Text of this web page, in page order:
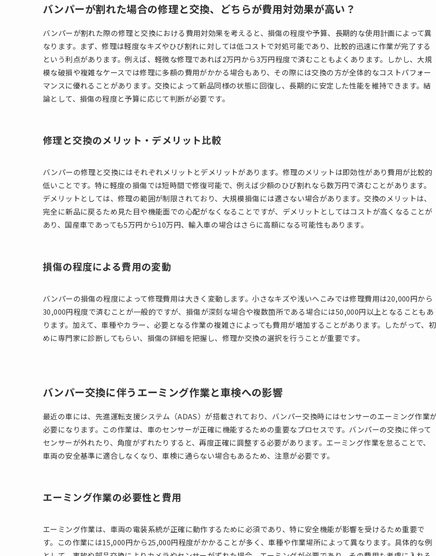
バンパーが割れた場合の修理と交換、どちらが費用対効果が高い？
バンパーが割れた際の修理と交換における費用対効果を考えると、損傷の程度や予算、長期的な使用計画によって異
なります。まず、修理は軽度なキズやひび割れに対しては低コストで対処可能であり、比較的迅速に作業が完了する
という利点があります。例えば、軽微な修理であれば2万円から3万円程度で済むこともよくあります。しかし、大規
模な破損や複雑なケースでは修理に多額の費用がかかる場合もあり、その際には交換の方が全体的なコストパフォー
マンスに優れることがあります。交換によって新品同様の状態に回復し、長期的に安定した性能を維持できます。結
論として、損傷の程度と予算に応じて判断が必要です。
修理と交換のメリット・デメリット比較
バンパーの修理と交換にはそれぞれメリットとデメリットがあります。修理のメリットは即効性があり費用が比較的
低いことです。特に軽度の損傷では短時間で修復可能で、例えば少額のひび割れなら数万円で済むことがあります。
デメリットとしては、修理の範囲が制限されており、大規模損傷には適さない場合があります。交換のメリットは、
完全に新品に戻るため見た目や機能面での心配がなくなることですが、デメリットとしてはコストが高くなることが
あり、国産車であっても5万円から10万円、輸入車の場合はさらに高額になる可能性もあります。
損傷の程度による費用の変動
バンパーの損傷の程度によって修理費用は大きく変動します。小さなキズや浅いへこみでは修理費用は20,000円から
30,000円程度で済むことが一般的ですが、損傷が深刻な場合や複数箇所である場合には50,000円以上となることもあ
ります。加えて、車種やカラー、必要となる作業の複雑さによっても費用が増加することがあります。したがって、初
めに専門家に診断してもらい、損傷の詳細を把握し、修理か交換の選択を行うことが重要です。
バンパー交換に伴うエーミング作業と車検への影響
最近の車には、先進運転支援システム（ADAS）が搭載されており、バンパー交換時にはセンサーのエーミング作業
必要になります。この作業は、車のセンサーが正確に機能するための重要なプロセスです。バンパーの交換に伴って
センサーが外れたり、角度がずれたりすると、再度正確に調整する必要があります。エーミング作業を怠ることで、
車両の安全基準に適合しなくなり、車検に通らない場合もあるため、注意が必要です。
エーミング作業の必要性と費用
エーミング作業は、車両の電装系統が正確に動作するために必須であり、特に安全機能が影響を受けるため重要で
す。この作業には15,000円から25,000円程度がかかることが多く、車種や作業場所によって異なります。具体的な例